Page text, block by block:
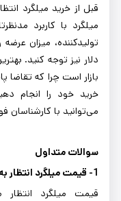
قبل از خرید میلگرد
میلگرد با کاربرد
تولیدکننده، میزان
دلار نیز توجه کنید.
بازار است چرا که
خرید خود را انجام
می‌توانید با کارشناسان
سوالات متداول
1- قیمت میلگرد انتظار به چه عواملی بستگی دارد؟
قیمت میلگرد انتظار